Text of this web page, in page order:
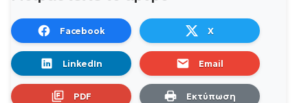
Facebook X
LinkedIn Email
PDF Εκτύπωση